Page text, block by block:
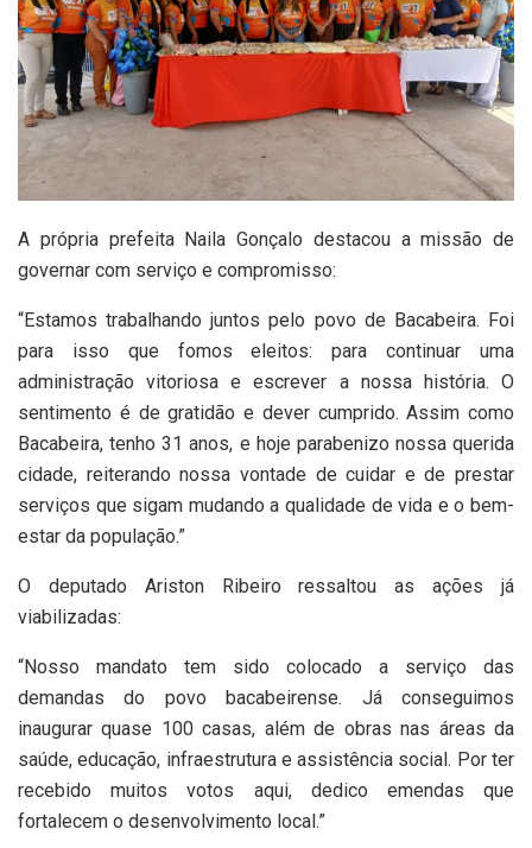
A própria prefeita Naila Gonçalo destacou a missão de
governar com serviço e compromisso:
“Estamos trabalhando juntos pelo povo de Bacabeira. Foi
para isso que fomos eleitos: para continuar uma
administração vitoriosa e escrever a nossa história. O
sentimento é de gratidão e dever cumprido. Assim como
Bacabeira, tenho 31 anos, e hoje parabenizo nossa querida
cidade, reiterando nossa vontade de cuidar e de prestar
serviços que sigam mudando a qualidade de vida e o bem-
estar da população.”
O deputado Ariston Ribeiro ressaltou as ações já
viabilizadas:
“Nosso mandato tem sido colocado a serviço das
demandas do povo bacabeirense. Já conseguimos
inaugurar quase 100 casas, além de obras nas áreas da
saúde, educação, infraestrutura e assistência social. Por ter
recebido muitos votos aqui, dedico emendas que
fortalecem o desenvolvimento local.”